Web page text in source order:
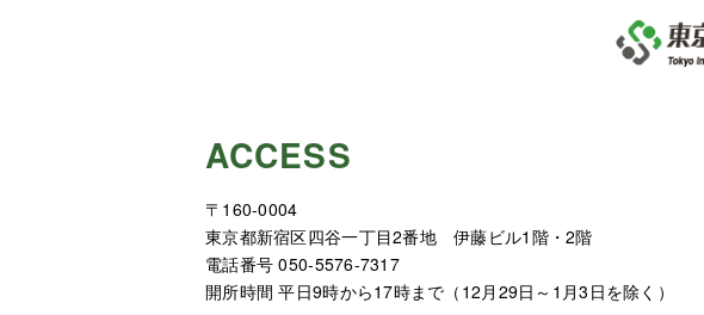
ACCESS
〒160-0004
東京都新宿区四谷一丁目2番地 伊藤ビル1階・2階
電話番号 050-5576-7317
開所時間 平日9時から17時まで（12月29日～1月3日を除く）